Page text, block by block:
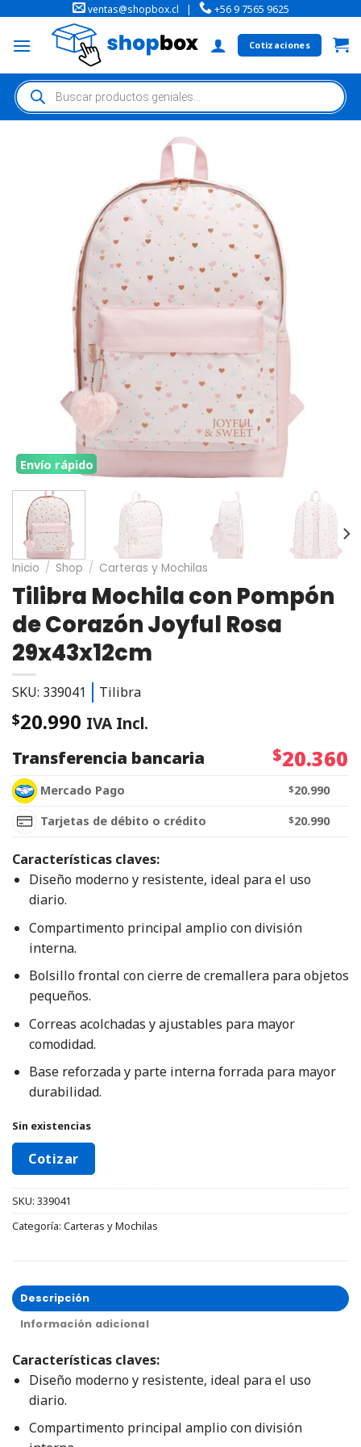
ventas@shopbox.cl | +56 9 7565 9625
Cotizaciones
Envío rápido
Inicio / Shop / Carteras y Mochilas
Tilibra Mochila con Pompón
de Corazón Joyful Rosa
29x43x12cm
SKU: 339041 Tilibra
$20.990 IVA Incl.
Transferencia bancaria
$20.360
Mercado Pago $20.990
Tarjetas de débito o crédito
$20.990
Características claves:
Diseño moderno y resistente, ideal para el uso
diario.
Compartimento principal amplio con división
interna.
Bolsillo frontal con cierre de cremallera para objetos
pequeños.
Correas acolchadas y ajustables para mayor
comodidad.
Base reforzada y parte interna forrada para mayor
durabilidad.
Sin existencias
Cotizar
SKU: 339041
Categoría: Carteras y Mochilas
Descripción
Información adicional
Características claves:
Diseño moderno y resistente, ideal para el uso
diario.
Compartimento principal amplio con división